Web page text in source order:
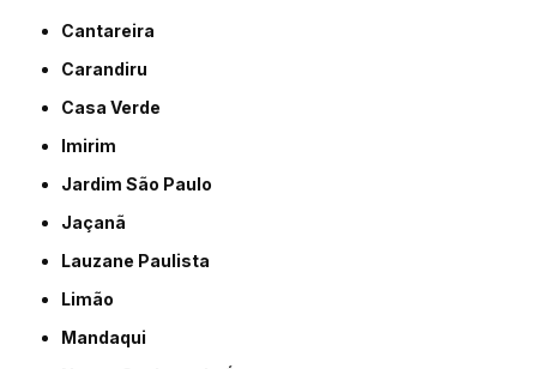
Cantareira
Carandiru
Casa Verde
Imirim
Jardim São Paulo
Jaçanã
Lauzane Paulista
Limão
Mandaqui